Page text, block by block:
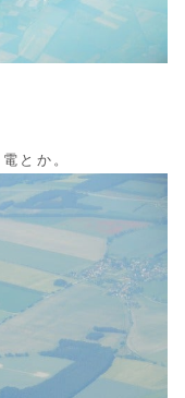
とか。